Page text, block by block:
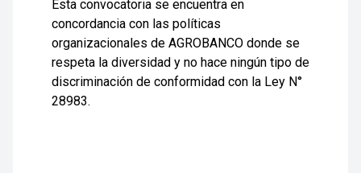
Esta convocatoria se encuentra en
concordancia con las políticas
organizacionales de AGROBANCO donde se
respeta la diversidad y no hace ningún tipo de
discriminación de conformidad con la Ley N°
28983.